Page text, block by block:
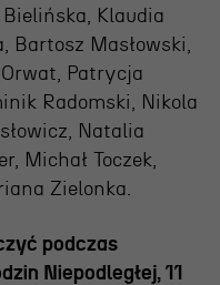
Klaudia
Bartosz Masłowski,
Patrycja
Radomski, Nikola
Natalia
Michał Toczek,
Zielonka.
podczas
Niepodległej, 11